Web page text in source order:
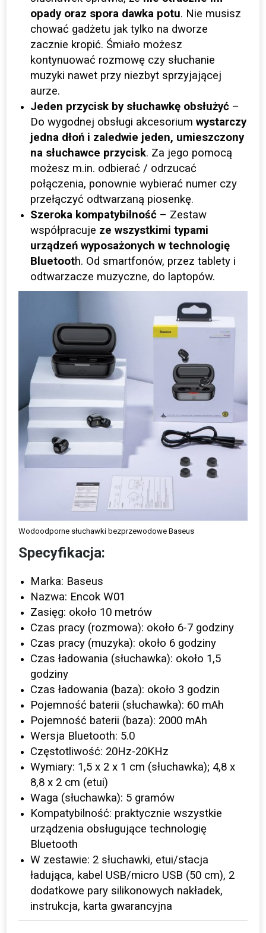
opady oraz spora dawka potu. Nie musisz
chować gadżetu jak tylko na dworze
zacznie kropić. Śmiało możesz
kontynuować rozmowę czy słuchanie
muzyki nawet przy niezbyt sprzyjającej
aurze.
Jeden przycisk by słuchawkę obsłużyć –
Do wygodnej obsługi akcesoriumwystarczy
jedna dłoń i zaledwie jeden, umieszczony
na słuchawce przycisk. Za jego pomocą
możesz m.in. odbierać / odrzucać
połączenia, ponownie wybierać numer czy
przełączyć odtwarzaną piosenkę.
Szeroka kompatybilność – Zestaw
współpracuje ze wszystkimi typami
urządzeń wyposażonych w technologię
Bluetooth. Od smartfonów, przez tablety i
odtwarzacze muzyczne, do laptopów.
Wodoodporne słuchawki bezprzewodowe Baseus
Specyfikacja:
Marka: Baseus
Nazwa: Encok W01
Zasięg: około 10 metrów
Czas pracy (rozmowa): około 6-7 godziny
Czas pracy (muzyka): około 6 godziny
Czas ładowania (słuchawka): około 1,5
godziny
Czas ładowania (baza): około 3 godzin
Pojemność baterii (słuchawka): 60 mAh
Pojemność baterii (baza): 2000 mAh
Wersja Bluetooth: 5.0
Częstotliwość: 20Hz-20KHz
Wymiary: 1,5 x 2 x 1 cm (słuchawka); 4,8 x
8,8 x 2 cm (etui)
Waga (słuchawka): 5 gramów
Kompatybilność: praktycznie wszystkie
urządzenia obsługujące technologię
Bluetooth
W zestawie: 2 słuchawki, etui/stacja
ładująca, kabel USB/micro USB (50 cm), 2
dodatkowe pary silikonowych nakładek,
instrukcja, karta gwarancyjna